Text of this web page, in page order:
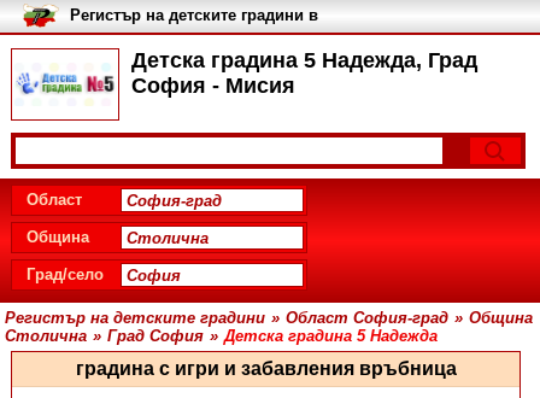
Детска градина 5 Надежда, Град
София - Мисия
Регистър на детските градини в
България
Област
Община
Град/село
Регистър на детските градини » Област София-град » Община
Столична » Град София » Детска градина 5 Надежда
градина с игри и забавления връбница